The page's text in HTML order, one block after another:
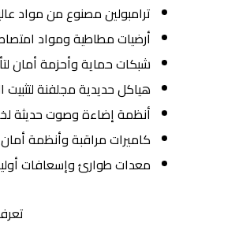
ترامبولين مصنوع من مواد
أرضيات مطاطية ومواد
شبكات حماية وأحزمة أمان
هياكل حديدية مجلفنة لتثبيت
أنظمة إضاءة وصوت حديثة
كاميرات مراقبة وأنظمة
معدات طوارئ وإسعافات